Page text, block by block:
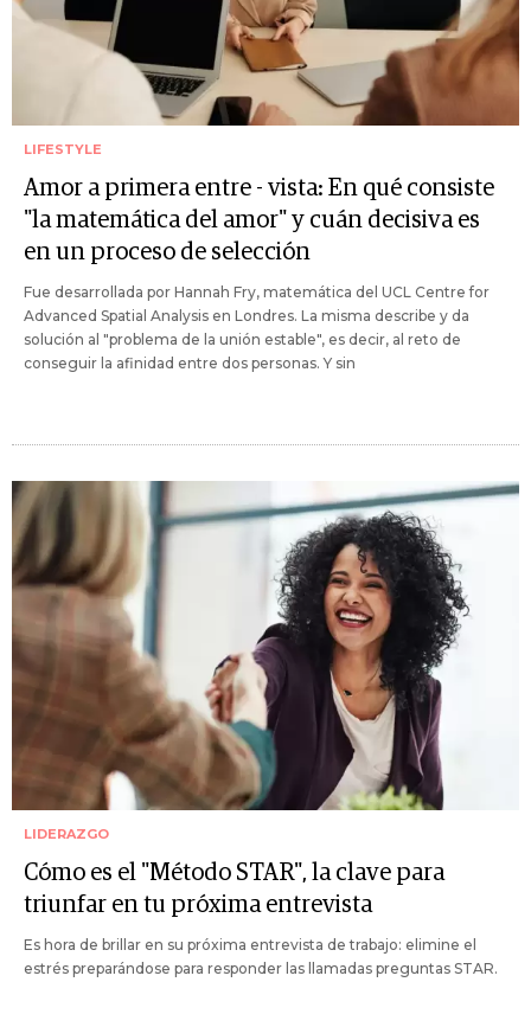
LIFESTYLE
Amor a primera entre - vista: En qué consiste
"la matemática del amor" y cuán decisiva es
en un proceso de selección
Fue desarrollada por Hannah Fry, matemática del UCL Centre for
Advanced Spatial Analysis en Londres. La misma describe y da
solución al "problema de la unión estable", es decir, al reto de
conseguir la afinidad entre dos personas. Y sin
LIDERAZGO
Cómo es el "Método STAR", la clave para
triunfar en tu próxima entrevista
Es hora de brillar en su próxima entrevista de trabajo: elimine el
estrés preparándose para responder las llamadas preguntas STAR.